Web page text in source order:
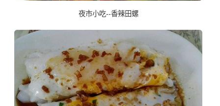
夜市小吃--香辣田螺